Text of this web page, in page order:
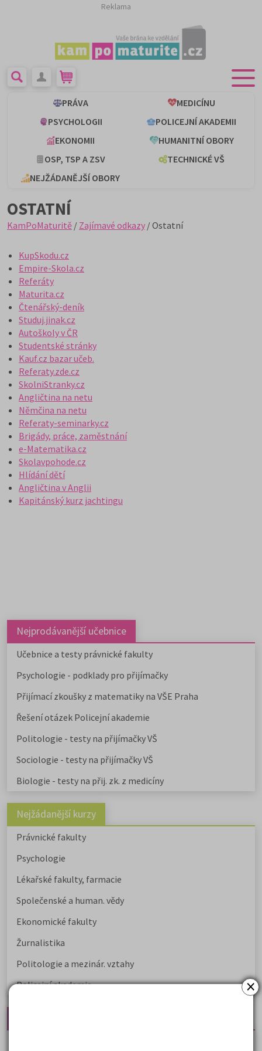
×
Reklama
PRÁVA
MEDICÍNU
PSYCHOLOGII
POLICEJNÍ AKADEMII
EKONOMII
HUMANITNÍ OBORY
OSP, TSP A ZSV
TECHNICKÉ VŠ
NEJŽÁDANĚJŠÍ OBORY
OSTATNÍ
KamPoMaturitě / Zajímavé odkazy / Ostatní
KupSkodu.cz
Empire-Skola.cz
Referáty
Maturita.cz
Čtenářský-deník
Studuj.jinak.cz
Autoškoly v ČR
Studentské stránky
Kauf.cz bazar učeb.
Referaty.zde.cz
SkolniStranky.cz
Angličtina na netu
Němčina na netu
Referaty-seminarky.cz
Brigády, práce, zaměstnání
e-Matematika.cz
Skolavpohode.cz
Hlídání dětí
Angličtina v Anglii
Kapitánský kurz jachtingu
Nejprodávanější učebnice
Učebnice a testy právnické fakulty
Psychologie - podklady pro přijímačky
Přijímací zkoušky z matematiky na VŠE Praha
Řešení otázek Policejní akademie
Politologie - testy na přijímačky VŠ
Sociologie - testy na přijímačky VŠ
Biologie - testy na přij. zk. z medicíny
Nejžádanější kurzy
Právnické fakulty
Psychologie
Lékařské fakulty, farmacie
Společenské a human. vědy
Ekonomické fakulty
Žurnalistika
Politologie a mezinár. vztahy
Policejní akademie